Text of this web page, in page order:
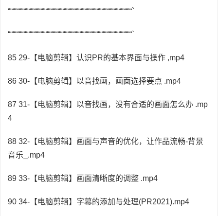
“““““““““““““““““““““““““““““““““““““““““““““““““““`
“““““““““““““““““““““““““““““““““““““““““““““““““““`
85 29-【电脑剪辑】认识PR的基本界面与操作 ,mp4
86 30-【电脑剪辑】以音找画，画面选择要点 .mp4
87 31-【电脑剪辑】以音找画，没有合适的画面怎么办 .mp
4
88 32-【电脑剪辑】画面与声音的优化，让作品流畅-背景
音乐_.mp4
89 33-【电脑剪辑】画面清晰度的调整 .mp4
90 34-【电脑剪辑】字幕的添加与处理(PR2021).mp4